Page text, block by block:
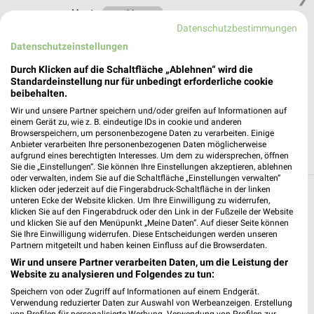
Heute geschlossen
REWE Harsefeld
21698 Harsefeld
Heute geschlossen
280,47 km • Angebote: 2 Prospekte
Supermärkte Angebote und Prospekte für
Fredenbeck
15 Prospekte
SELGROS Kaufland
Datenschutzbestimmungen
Datenschutzeinstellungen
Durch Klicken auf die Schaltfläche „Ablehnen“ wird die
Standardeinstellung nur für unbedingt erforderliche cookie
beibehalten.
Wir und unsere Partner speichern und/oder greifen auf Informationen auf
einem Gerät zu, wie z. B. eindeutige IDs in cookie und anderen
Browserspeichern, um personenbezogene Daten zu verarbeiten. Einige
Anbieter verarbeiten Ihre personenbezogenen Daten möglicherweise
aufgrund eines berechtigten Interesses. Um dem zu widersprechen, öffnen
Sie die „Einstellungen“. Sie können Ihre Einstellungen akzeptieren, ablehnen
oder verwalten, indem Sie auf die Schaltfläche „Einstellungen verwalten“
klicken oder jederzeit auf die Fingerabdruck-Schaltfläche in der linken
unteren Ecke der Website klicken. Um Ihre Einwilligung zu widerrufen,
klicken Sie auf den Fingerabdruck oder den Link in der Fußzeile der Website
und klicken Sie auf den Menüpunkt „Meine Daten“. Auf dieser Seite können
Sie Ihre Einwilligung widerrufen. Diese Entscheidungen werden unseren
Partnern mitgeteilt und haben keinen Einfluss auf die Browserdaten.
Wir und unsere Partner verarbeiten Daten, um die Leistung der
Website zu analysieren und Folgendes zu tun:
Speichern von oder Zugriff auf Informationen auf einem Endgerät.
Verwendung reduzierter Daten zur Auswahl von Werbeanzeigen. Erstellung